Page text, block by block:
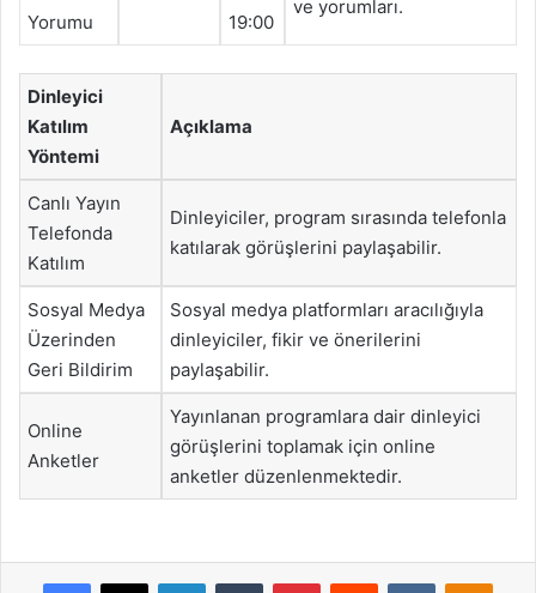
Yorumu
19:00
ve yorumları.
Dinleyici
Katılım
Yöntemi
Açıklama
Canlı Yayın
Telefonda
Katılım
Dinleyiciler, program sırasında telefonla
katılarak görüşlerini paylaşabilir.
Sosyal Medya
Üzerinden
Geri Bildirim
Sosyal medya platformları aracılığıyla
dinleyiciler, fikir ve önerilerini
paylaşabilir.
Online
Anketler
Yayınlanan programlara dair dinleyici
görüşlerini toplamak için online
anketler düzenlenmektedir.
Facebook
X LinkedInTumblr PinterestReddit VKontakte